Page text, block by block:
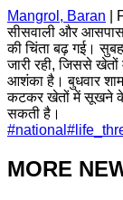
Mangrol, Baran
सीसवाली और आसपास
की चिंता बढ़ गई।
जारी रही, जिससे
आशंका है। बुधवार
कटकर खेतों में सूखने के
सकती है।
#national #
MORE